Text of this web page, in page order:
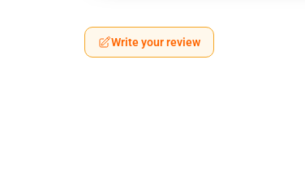
Write your review